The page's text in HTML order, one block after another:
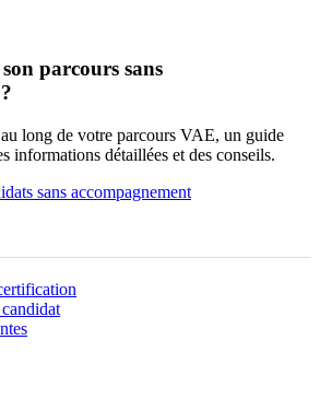
parcours sans
long de votre parcours VAE, un guide
informations détaillées et des conseils.
sans accompagnement